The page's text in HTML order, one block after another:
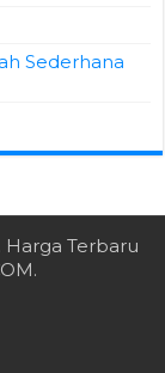
Sederhana
Harga Terbaru